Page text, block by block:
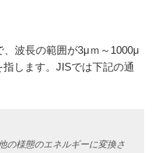
波長の範囲が3μｍ～1000μ
します。JISでは下記の通
の様態のエネルギーに変換さ